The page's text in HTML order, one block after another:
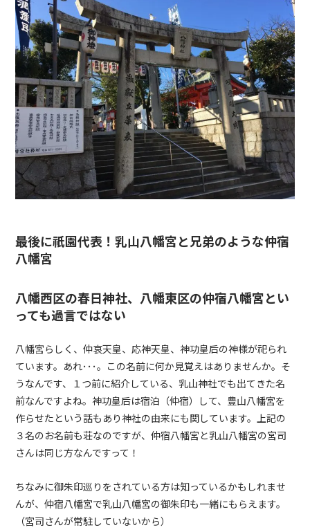
最後に祇園代表！乳山八幡宮と兄弟のような仲宿
八幡宮
八幡西区の春日神社、八幡東区の仲宿八幡宮とい
っても過言ではない
八幡宮らしく、仲哀天皇、応神天皇、神功皇后の神様が祀られ
ています。あれ･･･。この名前に何か見覚えはありませんか。そ
うなんです、１つ前に紹介している、乳山神社でも出てきた名
前なんですよね。神功皇后は宿泊（仲宿）して、豊山八幡宮を
作らせたという話もあり神社の由来にも関しています。上記の
３名のお名前も荘なのですが、仲宿八幡宮と乳山八幡宮の宮司
さんは同じ方なんですって！
ちなみに御朱印巡りをされている方は知っているかもしれませ
んが、仲宿八幡宮で乳山八幡宮の御朱印も一緒にもらえます。
（宮司さんが常駐していないから）